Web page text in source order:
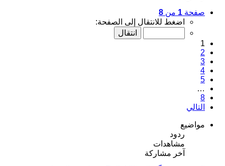
صفحة 1 من 8
اضغط للانتقال إلى الصفحة:
1
2
3
4
5
…
8
التالي
مواضيع
ردود
مشاهدات
آخر مشاركة